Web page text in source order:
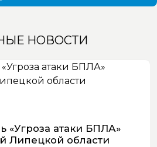
НОВОСТИ
«Угроза атаки БПЛА»
Липецкой области